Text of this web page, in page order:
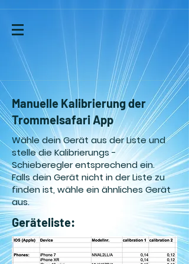
Manuelle Kalibrierung der
Trommelsafari App
Wähle dein Gerät aus der Liste und
stelle die Kalibrierungs -
Schieberegler entsprechend ein.
Falls dein Gerät nicht in der Liste zu
finden ist, wähle ein ähnliches Gerät
aus.
Geräteliste: